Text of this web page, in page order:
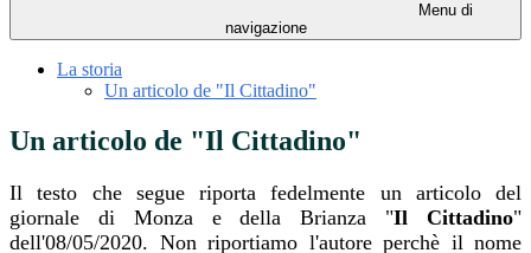
Menu di
navigazione
La storia
Un articolo de "Il Cittadino"
Un articolo de "Il Cittadino"
Il testo che segue riporta fedelmente un articolo del
giornale di Monza e della Brianza "Il Cittadino"
dell'08/05/2020. Non riportiamo l'autore perchè il nome